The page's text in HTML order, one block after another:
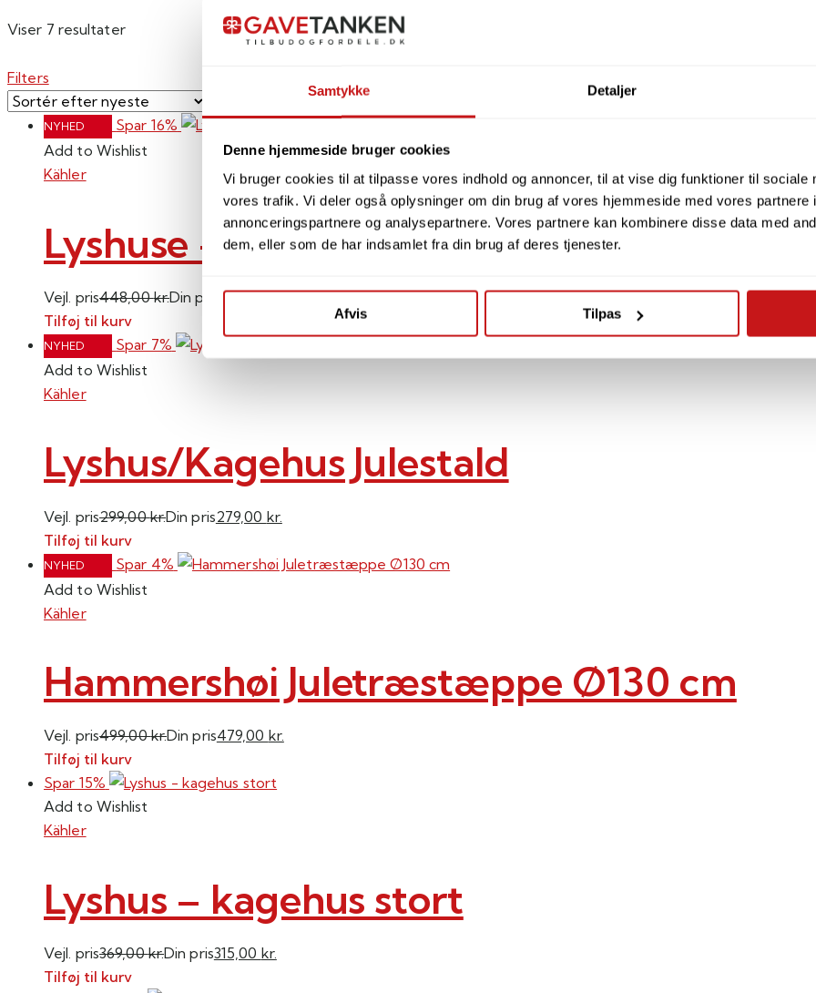
Samtykke Detaljer
Denne hjemmeside bruger cookies
Vi bruger cookies til at tilpasse vores indhold og annoncer, til at vise dig funktioner til sociale
vores trafik. Vi deler også oplysninger om din brug af vores hjemmeside med vores partnere
annonceringspartnere og analysepartnere. Vores partnere kan kombinere disse data med
dem, eller som de har indsamlet fra din brug af deres tjenester.
Afvis Tilpas
Viser 7 resultaterSorteret
Filters
NYHED
Spar 16%
Add to Wishlist
Kähler
Lyshuse – kagehuse 2 stk.
Vejl. pris448,00kr.Din pris 375,00kr.
Tilføj til kurv
NYHED
Spar 7%
Add to Wishlist
Kähler
Lyshus/Kagehus Julestald
Vejl. pris299,00kr.Din pris279,00 kr.
Tilføj til kurv
NYHED
Spar 4%
Add to Wishlist
Kähler
Hammershøi Juletræstæppe Ø130 cm
Vejl. pris499,00kr.Din pris479,00 kr.
Tilføj til kurv
Spar 15%
Add to Wishlist
Kähler
Lyshus – kagehus stort
Vejl. pris369,00kr.Din pris315,00 kr.
Tilføj til kurv